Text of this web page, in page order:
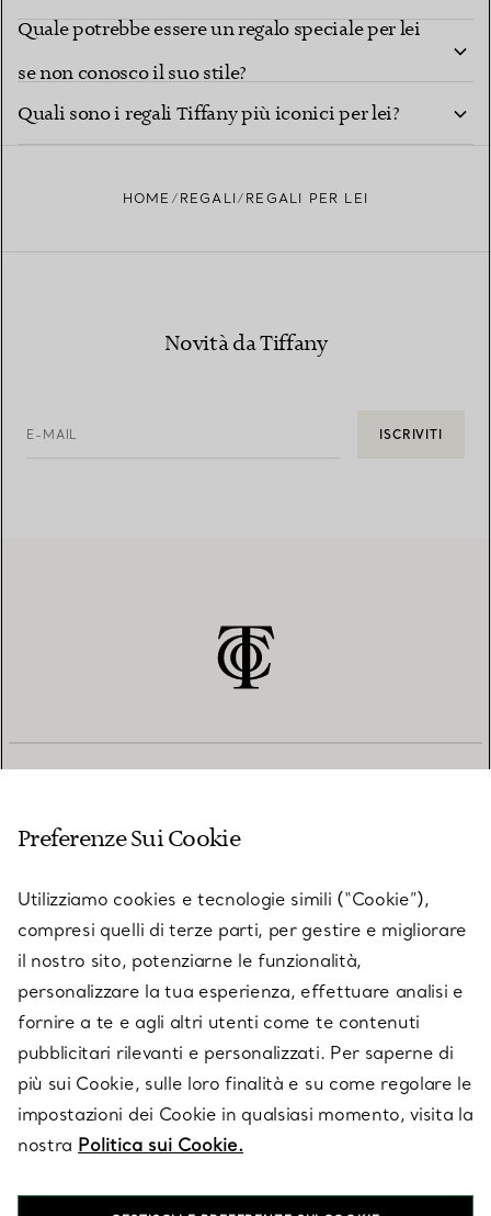
Quale potrebbe essere un regalo speciale per lei
se non conosco il suo stile?
Quali sono i regali Tiffany più iconici per lei?
HOME REGALI REGALI PER LEI
Novità da Tiffany
E-MAIL ISCRIVITI
SU TIFFANY & CO.
LEGALE
SEGUICI
Preferenze Sui Cookie
Utilizziamo cookies e tecnologie simili (“Cookie”),
compresi quelli di terze parti, per gestire e migliorare
il nostro sito, potenziarne le funzionalità,
personalizzare la tua esperienza, effettuare analisi e
fornire a te e agli altri utenti come te contenuti
pubblicitari rilevanti e personalizzati. Per saperne di
più sui Cookie, sulle loro finalità e su come regolare le
impostazioni dei Cookie in qualsiasi momento, visita la
nostra Politica sui Cookie.